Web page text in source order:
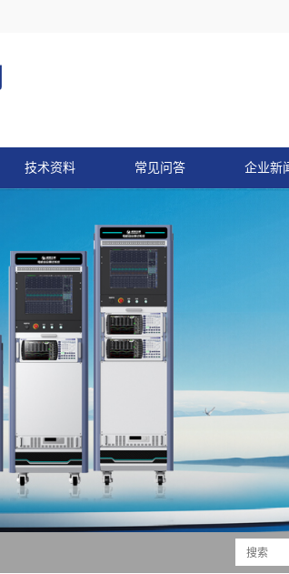
技术资料 常见问答 企业新